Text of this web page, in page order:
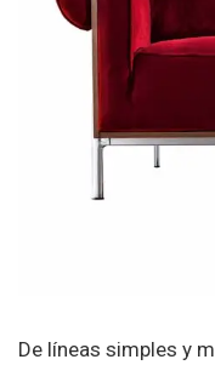
De líneas simples y